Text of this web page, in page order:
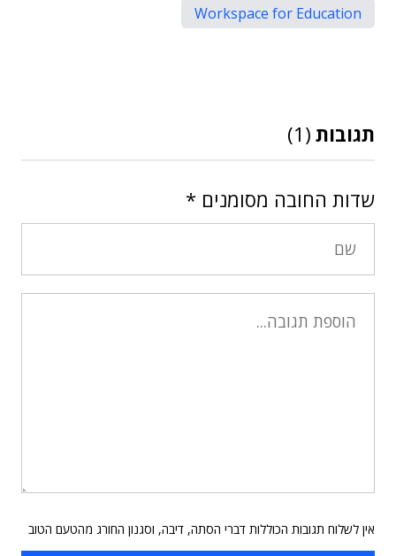
Workspace for Education
תגובות (1)
שדות החובה מסומנים *
אין לשלוח תגובות הכוללות דברי הסתה, דיבה, וסגנון החורג מהטעם הטוב